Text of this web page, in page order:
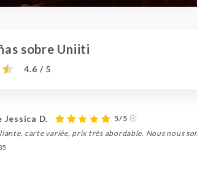
sobre Uniiti
4.6 / 5
D.
5/5
carte variée, prix très abordable. Nous nous